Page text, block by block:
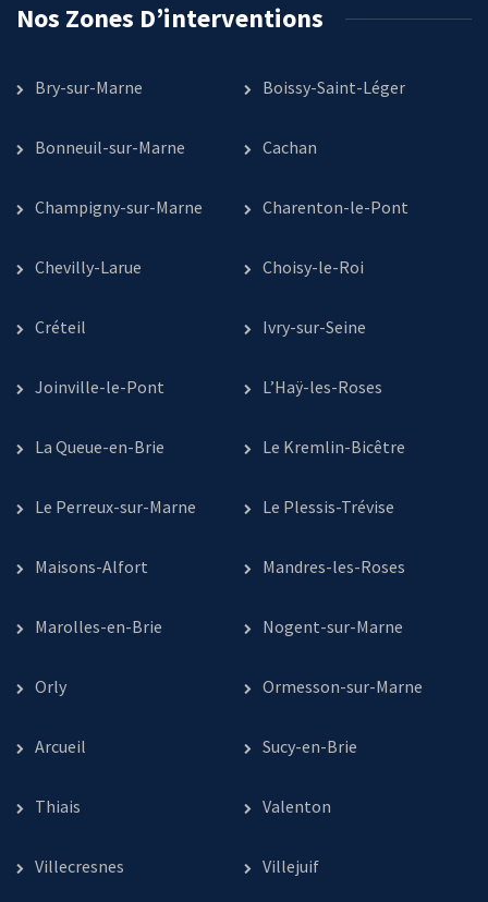
Nos Zones D’interventions
Bry-sur-Marne Boissy-Saint-Léger
Bonneuil-sur-Marne Cachan
Champigny-sur-Marne Charenton-le-Pont
Chevilly-Larue Choisy-le-Roi
Créteil Ivry-sur-Seine
Joinville-le-Pont L’Haÿ-les-Roses
La Queue-en-Brie Le Kremlin-Bicêtre
Le Perreux-sur-Marne Le Plessis-Trévise
Maisons-Alfort Mandres-les-Roses
Marolles-en-Brie Nogent-sur-Marne
Orly Ormesson-sur-Marne
Arcueil Sucy-en-Brie
Thiais Valenton
Villecresnes Villejuif